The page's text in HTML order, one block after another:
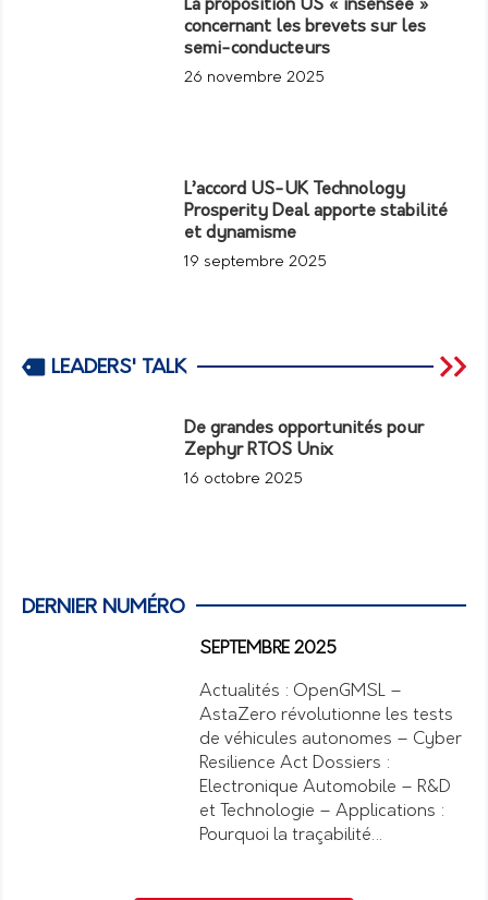
La proposition US « insensée »
concernant les brevets sur les
semi-conducteurs
26 novembre 2025
L’accord US-UK Technology
Prosperity Deal apporte stabilité
et dynamisme
19 septembre 2025
LEADERS' TALK
De grandes opportunités pour
Zephyr RTOS Unix
16 octobre 2025
DERNIER NUMÉRO
SEPTEMBRE 2025
Actualités : OpenGMSL –
AstaZero révolutionne les tests
de véhicules autonomes – Cyber
Resilience Act Dossiers :
Electronique Automobile – R&D
et Technologie – Applications :
Pourquoi la traçabilité…